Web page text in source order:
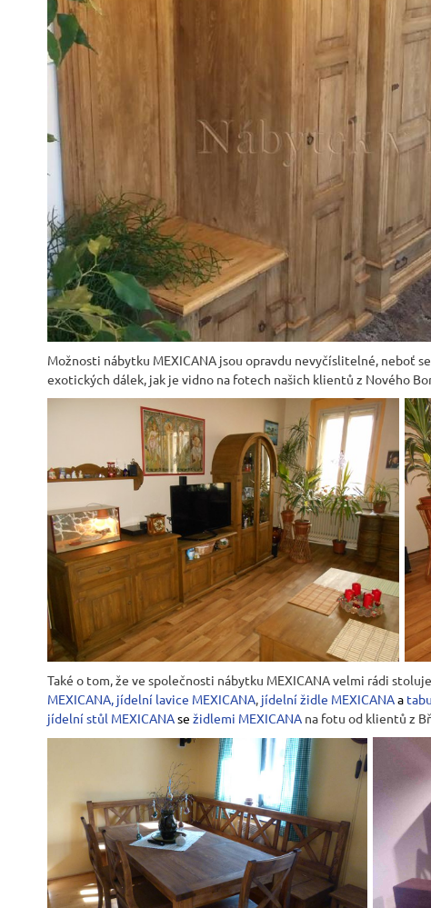
Možnosti nábytku MEXICANA jsou opravdu nevyčíslitelné, neboť
exotických dálek, jak je vidno na fotech našich klientů z Nového
Také o tom, že ve společnosti nábytku MEXICANA velmi rádi
MEXICANA, jídelní lavice MEXICANA, jídelní židle MEXICANAa
jídelní stůl MEXICANAse židlemi MEXICANA na fotu od klientů z